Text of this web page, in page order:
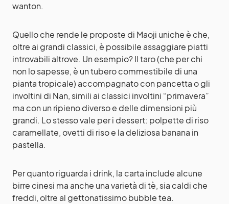
wanton.
Quello che rende le proposte di Maoji uniche è che,
oltre ai grandi classici, è possibile assaggiare piatti
introvabili altrove. Un esempio? Il taro (che per chi
non lo sapesse, è un tubero commestibile di una
pianta tropicale) accompagnato con pancetta o gli
involtini di Nan, simili ai classici involtini “primavera”
ma con un ripieno diverso e delle dimensioni più
grandi. Lo stesso vale per i dessert: polpette di riso
caramellate, ovetti di riso e la deliziosa banana in
pastella.
Per quanto riguarda i drink, la carta include alcune
birre cinesi ma anche una varietà di tè, sia caldi che
freddi, oltre al gettonatissimo bubble tea.